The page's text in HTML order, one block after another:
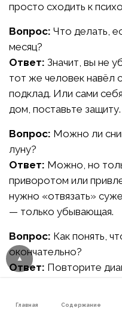
просто сходить к
Вопрос: Что делать,
месяц?
Ответ: Значит, вы не
тот же человек навёл
подклад. Или сами
дом, поставьте защиту.
Вопрос: Можно ли
луну?
Ответ: Можно, но
приворотом или
нужно «отвязать»
— только убывающая.
Вопрос: Как понять,
окончательно?
Ответ: Повторите
Если фигура гладкая,
Также вы
Главная Содержание